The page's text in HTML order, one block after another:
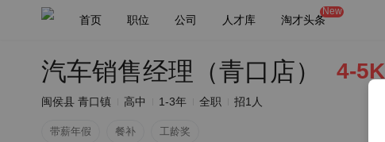
首页 职位 公司 人才库 淘才头条
New
汽车销售经理（青口店） 4-5K
闽侯县 青口镇 高中 1-3年 全职 招1人
带薪年假 餐补 工龄奖